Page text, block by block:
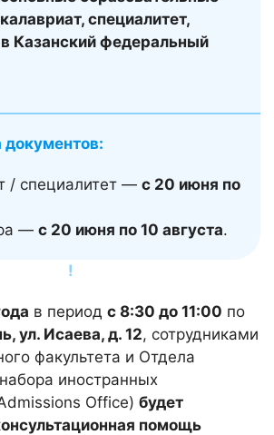
специалитет,
Казанский федеральный
/ специалитет — с 20 июня по
— с 20 июня по 10 августа.
!
в период с 8:30 до 11:00 по
ул. Исаева, д. 12, сотрудниками
факультета и Отдела
иностранных
Office) будет
помощь